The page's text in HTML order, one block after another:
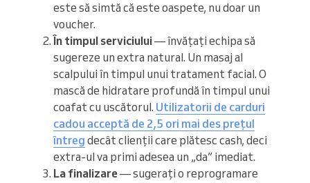
este să simtă că este oaspete, nu doar un
voucher.
În timpul serviciului— învățați echipa să
sugereze un extra natural. Un masaj al
scalpului în timpul unui tratament facial. O
mască de hidratare profundă în timpul unui
coafat cu uscătorul. Utilizatorii de carduri
cadou acceptă de 2,5 ori mai des prețul
întreg decât clienții care plătesc cash, deci
extra-ul va primi adesea un „da” imediat.
La finalizare— sugerați o reprogramare